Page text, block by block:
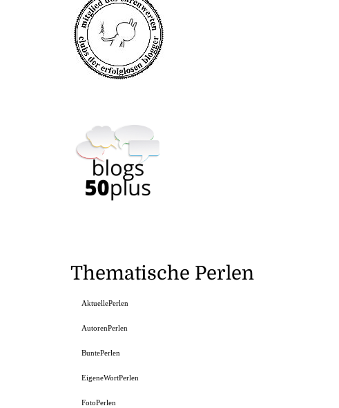
Thematische Perlen
AktuellePerlen
AutorenPerlen
BuntePerlen
EigeneWortPerlen
FotoPerlen